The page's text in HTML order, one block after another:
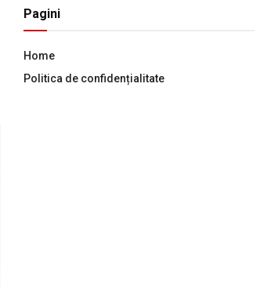
Pagini
Home
Politica de confidențialitate